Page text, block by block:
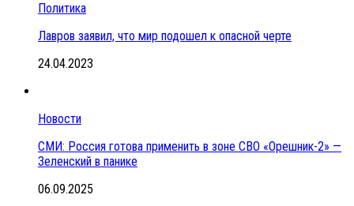
Политика
Лавров заявил, что мир подошел к опасной черте
24.04.2023
Новости
СМИ: Россия готова применить в зоне СВО «Орешник-2» —
Зеленский в панике
06.09.2025